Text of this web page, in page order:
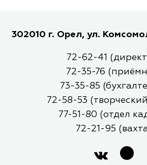
302010 г. Орел, ул.
72-62-41
72-35-76
73-35-85
72-58-53
77-51-80 (отдел
72-21-95